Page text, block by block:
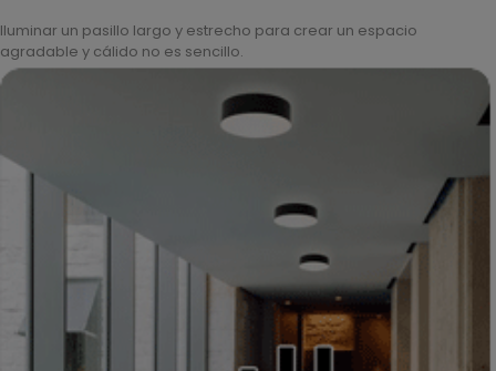
Iluminar un pasillo largo y estrecho para crear un espacio
agradable y cálido no es sencillo.